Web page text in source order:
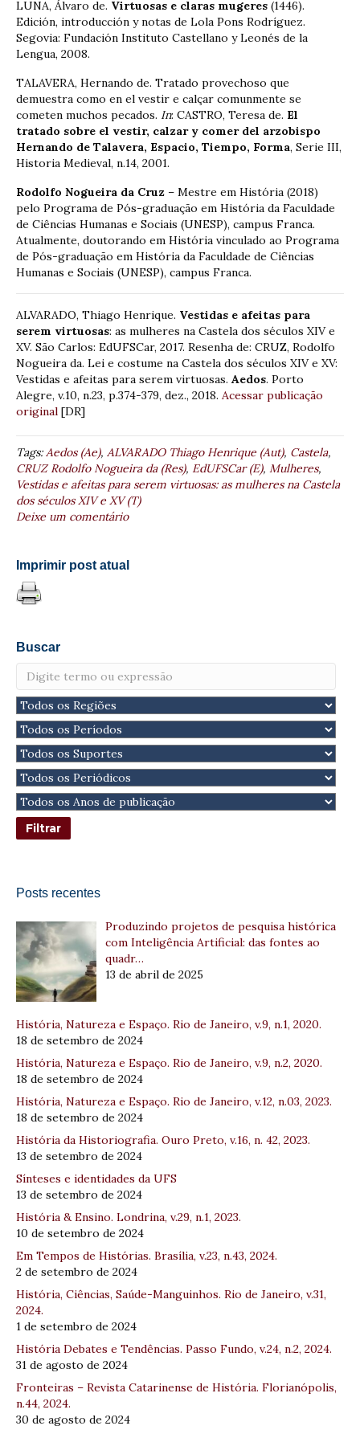
LUNA, Álvaro de. Virtuosas e claras mugeres (1446).
Edición, introducción y notas de Lola Pons Rodríguez.
Segovia: Fundación Instituto Castellano y Leonés de la
Lengua, 2008.
TALAVERA, Hernando de. Tratado provechoso que
demuestra como en el vestir e calçar comunmente se
cometen muchos pecados. In: CASTRO, Teresa de. El
tratado sobre el vestir, calzar y comer del arzobispo
Hernando de Talavera, Espacio, Tiempo, Forma, Serie III,
Historia Medieval, n.14, 2001.
Rodolfo Nogueira da Cruz – Mestre em História (2018)
pelo Programa de Pós-graduação em História da Faculdade
de Ciências Humanas e Sociais (UNESP), campus Franca.
Atualmente, doutorando em História vinculado ao Programa
de Pós-graduação em História da Faculdade de Ciências
Humanas e Sociais (UNESP), campus Franca.
ALVARADO, Thiago Henrique. Vestidas e afeitas para
serem virtuosas: as mulheres na Castela dos séculos XIV e
XV. São Carlos: EdUFSCar, 2017. Resenha de: CRUZ, Rodolfo
Nogueira da. Lei e costume na Castela dos séculos XIV e XV:
Vestidas e afeitas para serem virtuosas. Aedos. Porto
Alegre, v.10, n.23, p.374-379, dez., 2018. Acessar publicação
original [DR]
Tags:Aedos (Ae), ALVARADO Thiago Henrique (Aut), Castela,
CRUZ Rodolfo Nogueira da (Res), EdUFSCar (E), Mulheres,
Vestidas e afeitas para serem virtuosas: as mulheres na Castela
dos séculos XIV e XV (T)
Deixe um comentário
Imprimir post atual
Buscar
Posts recentes
Produzindo projetos de pesquisa histórica
com Inteligência Artificial: das fontes ao
quadr…
13 de abril de 2025
História, Natureza e Espaço. Rio de Janeiro, v.9, n.1, 2020.
18 de setembro de 2024
História, Natureza e Espaço. Rio de Janeiro, v.9, n.2, 2020.
18 de setembro de 2024
História, Natureza e Espaço. Rio de Janeiro, v.12, n.03, 2023.
18 de setembro de 2024
História da Historiografia. Ouro Preto, v.16, n. 42, 2023.
13 de setembro de 2024
Sínteses e identidades da UFS
13 de setembro de 2024
História & Ensino. Londrina, v.29, n.1, 2023.
10 de setembro de 2024
Em Tempos de Histórias. Brasília, v.23, n.43, 2024.
2 de setembro de 2024
História, Ciências, Saúde-Manguinhos. Rio de Janeiro, v.31,
2024.
1 de setembro de 2024
História Debates e Tendências. Passo Fundo, v.24, n.2, 2024.
31 de agosto de 2024
Fronteiras – Revista Catarinense de História. Florianópolis,
n.44, 2024.
30 de agosto de 2024